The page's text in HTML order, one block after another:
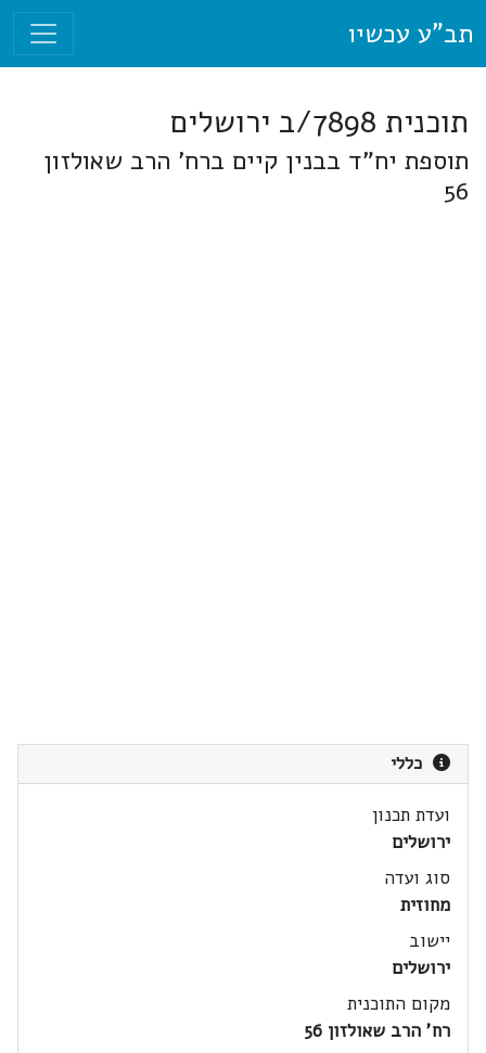
תב"ע עכשיו
תוכנית 7898/ב ירושלים
תוספת יח"ד בבנין קיים ברח' הרב שאולזון
56
כללי
ועדת תכנון
ירושלים
סוג ועדה
מחוזית
יישוב
ירושלים
מקום התוכנית
רח' הרב שאולזון 56